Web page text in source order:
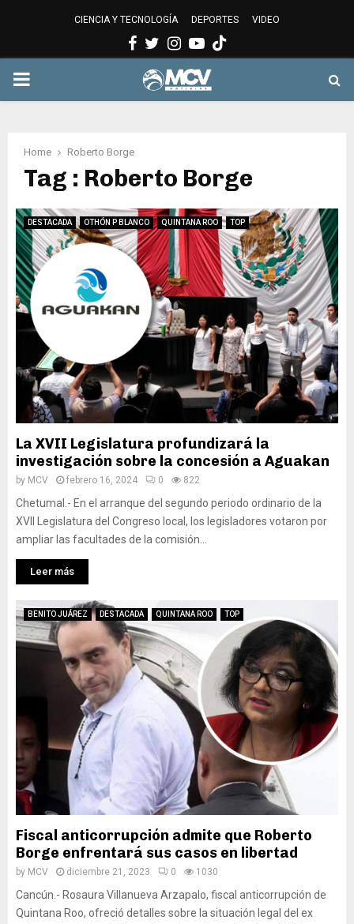
CIENCIA Y TECNOLOGÍA DEPORTES VIDEO
Facebook
Twitter
Instagram
Youtube
PRIMARY
Home Roberto Borge
Tag : Roberto Borge
DESTACADA OTHÓN P BLANCO QUINTANA ROO TOP
La XVII Legislatura profundizará la
investigación sobre la concesión a Aguakan
by MCV febrero 16, 2024 0 822
Chetumal.- En el arranque del segundo periodo ordinario de la
XVII Legislatura del Congreso local, los legisladores votaron por
ampliar las facultades de la comisión...
Leer más
BENITO JUÁREZ DESTACADA QUINTANA ROO TOP
Fiscal anticorrupción admite que Roberto
Borge enfrentará sus casos en libertad
by MCV diciembre 21, 2023 0 1030
Cancún.- Rosaura Villanueva Arzapalo, fiscal anticorrupción de
Quintana Roo, ofreció detalles sobre la situación legal del ex